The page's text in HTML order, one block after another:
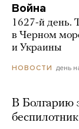
Война
1627-й день.
в Черном
и Украины
НОВОСТИ день
В Болгарию
беспилотник